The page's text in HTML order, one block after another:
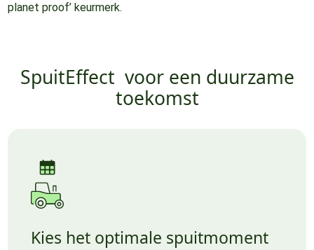
planet proof’ keurmerk.
SpuitEffect voor een duurzame
toekomst
Kies het optimale spuitmoment